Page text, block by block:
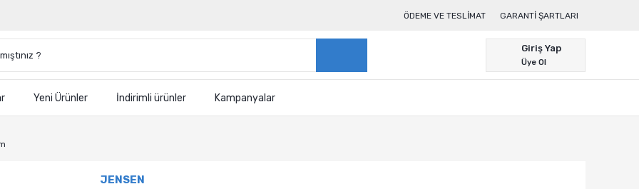
ÖDEME VE TESLIMAT GARANTI ŞARTLARI
Giriş Yap
Üye Ol
Yeni Ürünler İndirimli ürünler Kampanyalar
JENSEN